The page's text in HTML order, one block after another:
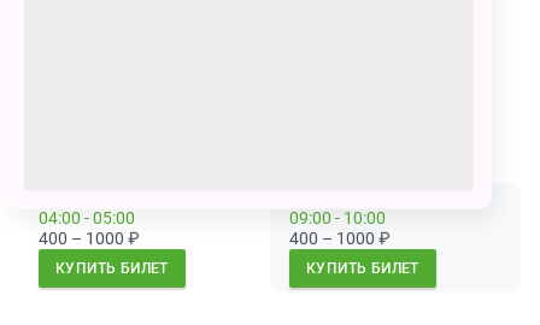
04:00 - 05:00
400 – 1000 ₽
КУПИТЬ БИЛЕТ
09:00 - 10:00
400 – 1000 ₽
КУПИТЬ БИЛЕТ